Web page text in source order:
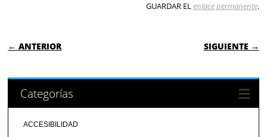
GUARDAR ELenlace permanente.
NAVEGACIÓN DE ENTRADAS
← ANTERIOR SIGUIENTE →
Categorías
ACCESIBILIDAD